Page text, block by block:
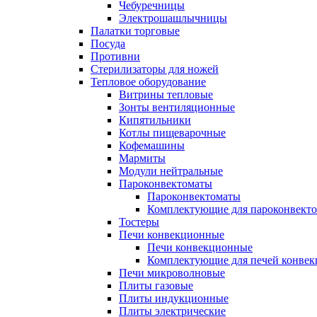
Чебуречницы
Электрошашлычницы
Палатки торговые
Посуда
Противни
Стерилизаторы для ножей
Тепловое оборудование
Витрины тепловые
Зонты вентиляционные
Кипятильники
Котлы пищеварочные
Кофемашины
Мармиты
Модули нейтральные
Пароконвектоматы
Пароконвектоматы
Комплектующие для
Тостеры
Печи конвекционные
Печи конвекционные
Комплектующие для печей
Печи микроволновые
Плиты газовые
Плиты индукционные
Плиты электрические